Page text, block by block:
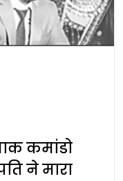
कमांडो
ने मारा